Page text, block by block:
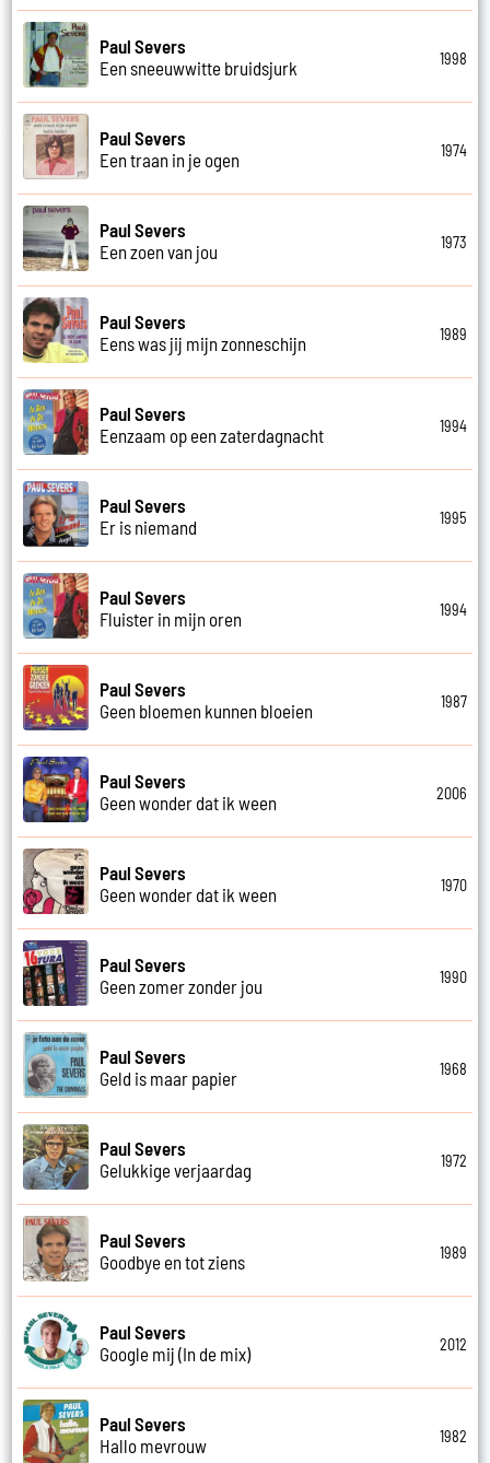
Paul Severs
Een sneeuwwitte bruidsjurk
1998
Paul Severs
Een traan in je ogen
1974
Paul Severs
Een zoen van jou
1973
Paul Severs
Eens was jij mijn zonneschijn
1989
Paul Severs
Eenzaam op een zaterdagnacht
1994
Paul Severs
Er is niemand
1995
Paul Severs
Fluister in mijn oren
1994
Paul Severs
Geen bloemen kunnen bloeien
1987
Paul Severs
Geen wonder dat ik ween
2006
Paul Severs
Geen wonder dat ik ween
1970
Paul Severs
Geen zomer zonder jou
1990
Paul Severs
Geld is maar papier
1968
Paul Severs
Gelukkige verjaardag
1972
Paul Severs
Goodbye en tot ziens
1989
Paul Severs
Google mij (In de mix)
2012
Paul Severs
Hallo mevrouw
1982